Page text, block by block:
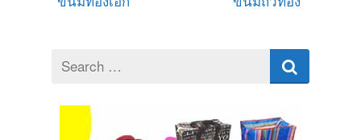
Search
for